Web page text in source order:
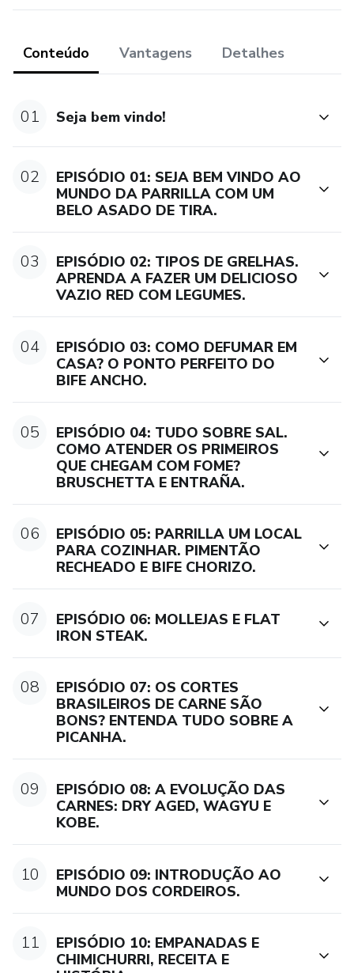
Conteúdo Vantagens Detalhes
01 Seja bem vindo!
02
EPISÓDIO 01: SEJA BEM VINDO AO
MUNDO DA PARRILLA COM UM
BELO ASADO DE TIRA.
03
EPISÓDIO 02: TIPOS DE GRELHAS.
APRENDA A FAZER UM DELICIOSO
VAZIO RED COM LEGUMES.
04
EPISÓDIO 03: COMO DEFUMAR EM
CASA? O PONTO PERFEITO DO
BIFE ANCHO.
05
EPISÓDIO 04: TUDO SOBRE SAL.
COMO ATENDER OS PRIMEIROS
QUE CHEGAM COM FOME?
BRUSCHETTA E ENTRAÑA.
06
EPISÓDIO 05: PARRILLA UM LOCAL
PARA COZINHAR. PIMENTÃO
RECHEADO E BIFE CHORIZO.
07
EPISÓDIO 06: MOLLEJAS E FLAT
IRON STEAK.
08
EPISÓDIO 07: OS CORTES
BRASILEIROS DE CARNE SÃO
BONS? ENTENDA TUDO SOBRE A
PICANHA.
09
EPISÓDIO 08: A EVOLUÇÃO DAS
CARNES: DRY AGED, WAGYU E
KOBE.
10
EPISÓDIO 09: INTRODUÇÃO AO
MUNDO DOS CORDEIROS.
11
EPISÓDIO 10: EMPANADAS E
CHIMICHURRI, RECEITA E